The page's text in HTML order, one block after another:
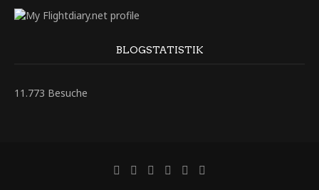
BLOGSTATISTIK
11.773 Besuche